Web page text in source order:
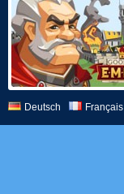
Deutsch Français